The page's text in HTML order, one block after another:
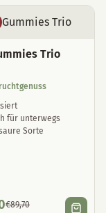
Trio
für unterwegs
Sorte
€89,70